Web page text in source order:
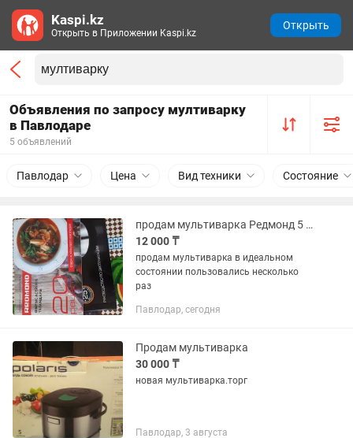
Объявления по запросу мултиварку
в Павлодаре
5 объявлений
Павлодар Цена Вид техники Состояние
продам мультиварка Редмонд 5 литров
12 000 ₸
продам мультиварка в идеальном
состоянии пользовались несколько
раз
Павлодар, сегодня
Продам мультиварка
30 000 ₸
новая мультиварка.торг
Павлодар, 3 августа
Kaspi.kz
Открыть в Приложении Kaspi.kz
Открыть